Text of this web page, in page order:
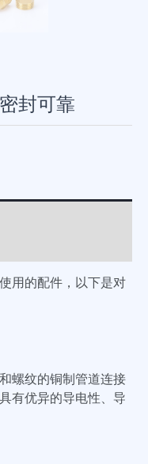
封可靠
用的配件，以下是对
螺纹的铜制管道连接
有优异的导电性、导